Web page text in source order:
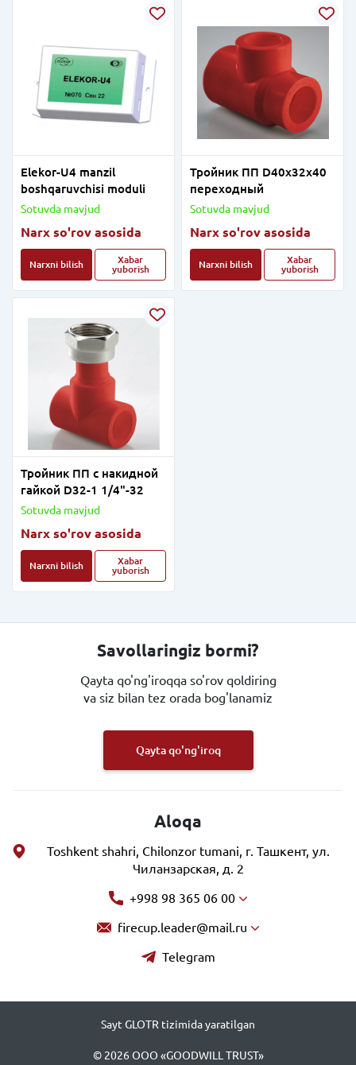
Elekor-U4 manzil
boshqaruvchisi moduli
Sotuvda mavjud
Narx so'rov asosida
Narxni bilish
Xabar
yuborish
Тройник ПП D40х32х40
переходный
Sotuvda mavjud
Narx so'rov asosida
Narxni bilish
Xabar
yuborish
Тройник ПП с накидной
гайкой D32-1 1/4"-32
Sotuvda mavjud
Narx so'rov asosida
Narxni bilish
Xabar
yuborish
Savollaringiz bormi?
Qayta qo'ng'iroqqa so'rov qoldiring
va siz bilan tez orada bog'lanamiz
Qayta qo'ng'iroq
Aloqa
Toshkent shahri, Chilonzor tumani, г. Ташкент, ул.
Чиланзарская, д. 2
+998 98 365 06 00
firecup.leader@mail.ru
Telegram
Sayt GLOTR tizimida yaratilgan
© 2026 ООО «GOODWILL TRUST»